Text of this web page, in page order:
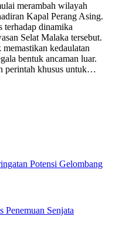
merambah wilayah
Kapal Perang Asing.
terhadap dinamika
Selat Malaka tersebut.
kedaulatan
bentuk ancaman luar.
perintah khusus untuk…
Potensi Gelombang
Penemuan Senjata